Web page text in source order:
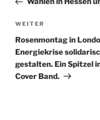
Nächster
Beitrag
WEITER
Rosenmontag in
Energiekrise
gestalten. Ein Spitzel
Cover Band.